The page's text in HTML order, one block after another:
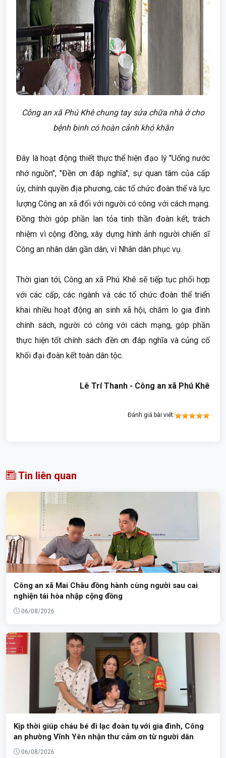
Công an xã Phú Khê chung tay sửa chữa nhà ở cho
bệnh binh có hoàn cảnh khó khăn
Đây là hoạt động thiết thực thể hiện đạo lý "Uống nước
nhớ nguồn", "Đền ơn đáp nghĩa", sự quan tâm của cấp
ủy, chính quyền địa phương, các tổ chức đoàn thể và lực
lượng Công an xã đối với người có công với cách mạng.
Đồng thời góp phần lan tỏa tinh thần đoàn kết, trách
nhiệm vì cộng đồng, xây dựng hình ảnh người chiến sĩ
Công an nhân dân gần dân, vì Nhân dân phục vụ.
Thời gian tới, Công an xã Phú Khê sẽ tiếp tục phối hợp
với các cấp, các ngành và các tổ chức đoàn thể triển
khai nhiều hoạt động an sinh xã hội, chăm lo gia đình
chính sách, người có công với cách mạng, góp phần
thực hiện tốt chính sách đền ơn đáp nghĩa và củng cố
khối đại đoàn kết toàn dân tộc.
Lê Trí Thanh - Công an xã Phú Khê
Đánh giá bài viết:
Tin liên quan
Công an xã Mai Châu đồng hành cùng người sau cai
nghiện tái hòa nhập cộng đồng
06/08/2026
Kịp thời giúp cháu bé đi lạc đoàn tụ với gia đình, Công
an phường Vĩnh Yên nhận thư cảm ơn từ người dân
06/08/2026